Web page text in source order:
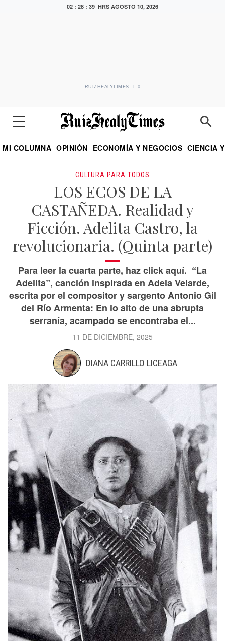
02 : 28 : 40 HRS AGOSTO 10, 2026
RUIZHEALYTIMES_T_0
MI COLUMNA OPINIÓN ECONOMÍA Y NEGOCIOS CIENCIA
CULTURA PARA TODOS
LOS ECOS DE LA
CASTAÑEDA. Realidad y
Ficción. Adelita Castro, la
revolucionaria. (Quinta parte)
Para leer la cuarta parte, haz click aquí. “La
Adelita”, canción inspirada en Adela Velarde,
escrita por el compositor y sargento Antonio Gil
del Río Armenta: En lo alto de una abrupta
serranía, acampado se encontraba el...
11 DE DICIEMBRE, 2025
DIANA CARRILLO LICEAGA